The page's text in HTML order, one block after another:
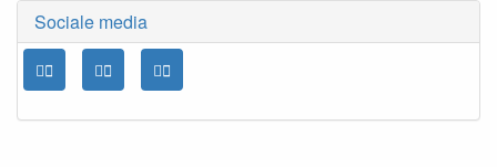
Sociale media